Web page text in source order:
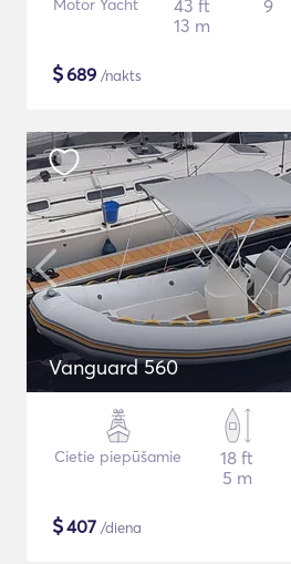
Motor Yacht
43 ft
13 m
9
$689 /nakts
Vanguard 560
Cietie piepūšamie
18 ft
5 m
$407 /diena